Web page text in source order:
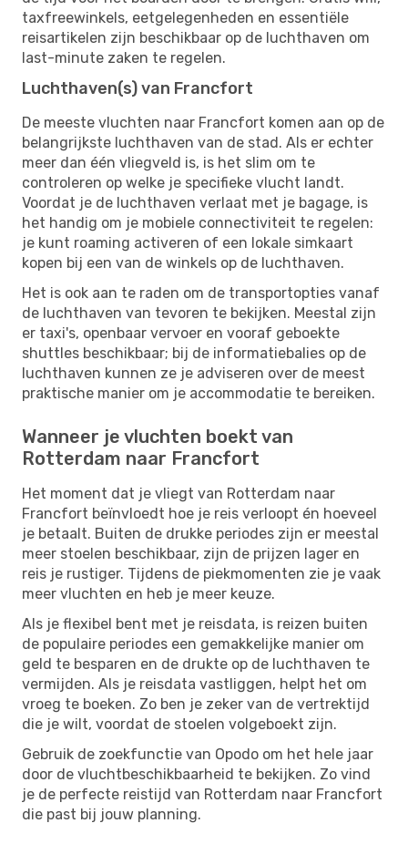
taxfreewinkels, eetgelegenheden en essentiële
reisartikelen zijn beschikbaar op de luchthaven om
last-minute zaken te regelen.
Luchthaven(s) van Francfort
De meeste vluchten naar Francfort komen aan op de
belangrijkste luchthaven van de stad. Als er echter
meer dan één vliegveld is, is het slim om te
controleren op welke je specifieke vlucht landt.
Voordat je de luchthaven verlaat met je bagage, is
het handig om je mobiele connectiviteit te regelen:
je kunt roaming activeren of een lokale simkaart
kopen bij een van de winkels op de luchthaven.
Het is ook aan te raden om de transportopties vanaf
de luchthaven van tevoren te bekijken. Meestal zijn
er taxi's, openbaar vervoer en vooraf geboekte
shuttles beschikbaar; bij de informatiebalies op de
luchthaven kunnen ze je adviseren over de meest
praktische manier om je accommodatie te bereiken.
Wanneer je vluchten boekt van
Rotterdam naar Francfort
Het moment dat je vliegt van Rotterdam naar
Francfort beïnvloedt hoe je reis verloopt én hoeveel
je betaalt. Buiten de drukke periodes zijn er meestal
meer stoelen beschikbaar, zijn de prijzen lager en
reis je rustiger. Tijdens de piekmomenten zie je vaak
meer vluchten en heb je meer keuze.
Als je flexibel bent met je reisdata, is reizen buiten
de populaire periodes een gemakkelijke manier om
geld te besparen en de drukte op de luchthaven te
vermijden. Als je reisdata vastliggen, helpt het om
vroeg te boeken. Zo ben je zeker van de vertrektijd
die je wilt, voordat de stoelen volgeboekt zijn.
Gebruik de zoekfunctie van Opodo om het hele jaar
door de vluchtbeschikbaarheid te bekijken. Zo vind
je de perfecte reistijd van Rotterdam naar Francfort
die past bij jouw planning.